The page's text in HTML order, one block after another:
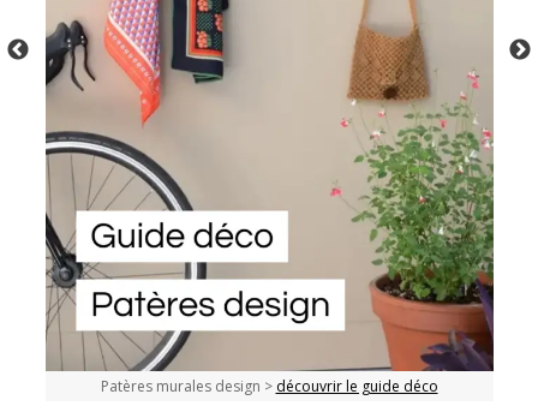
Patères murales design > découvrir le guide déco